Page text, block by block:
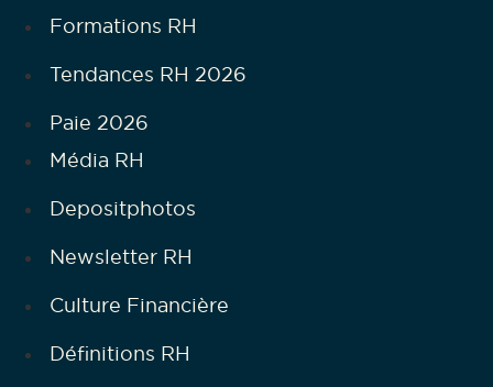
Formations RH
Tendances RH 2026
Paie 2026
Média RH
Depositphotos
Newsletter RH
Culture Financière
Définitions RH